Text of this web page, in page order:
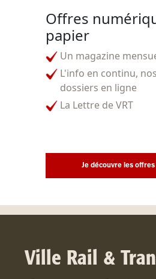
Offres
papier
Un magazine
L'info en continu, nos
dossiers en ligne
La Lettre de VRT
Je découvre les offres
Ville Rail &